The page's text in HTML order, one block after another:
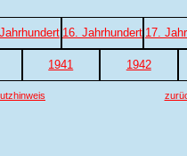
16. Jahrhundert 17.
1941 1942